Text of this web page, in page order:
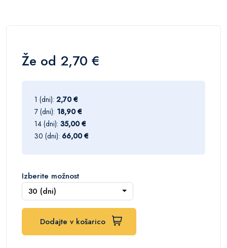
Že od 2,70 €
1 (dni): 2,70 €
7 (dni): 18,90 €
14 (dni): 35,00 €
30 (dni): 66,00 €
Izberite možnost
30 (dni)
Dodajte v košarico